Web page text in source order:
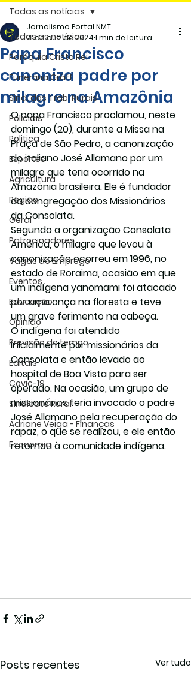
Todas as notícias
Paróquia Cristo Rei
Funerária Gräff
Sind. dos Trab. Rurais
Policiais
Politica
Esportes
Agricultura
Região
Geral
Patrocinadores
Vagas de Emprego
Eventos
Educação
Opinião
Previsão do tempo
Editais
Covic-19
Sindicato Rural
Adriane Veiga - Finanças
Economia
Todas as notícias
Papa Francisco
canoniza padre por
milagre na Amazônia
Jornalismo Portal NMT
21 de out. de 20241 min de leitura
O papa Francisco proclamou, neste
domingo (20), durante a Missa na
Praça de São Pedro, a canonização
do italiano José Allamano por um
milagre que teria ocorrido na
Amazônia brasileira. Ele é fundador
da congregação dos Missionários
da Consolata.
Segundo a organização Consolata
América, o milagre que levou à
canonização ocorreu em 1996, no
estado de Roraima, ocasião em que
um indígena yanomami foi atacado
por uma onça na floresta e teve
um grave ferimento na cabeça.
O indígena foi atendido
inicialmente por missionários da
Consolata e então levado ao
hospital de Boa Vista para ser
operado. Na ocasião, um grupo de
missionários teria invocado o padre
José Allamano pela recuperação do
rapaz, o que se realizou, e ele então
retornou à comunidade indígena.
Posts recentes Ver tudo